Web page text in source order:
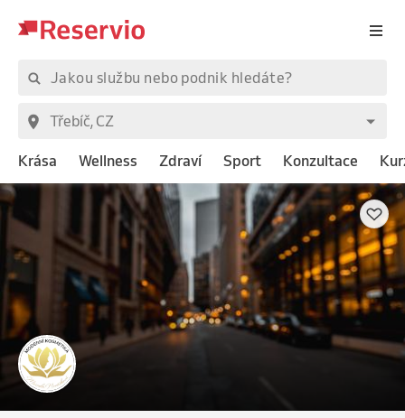
Krása Wellness Zdraví Sport Konzultace